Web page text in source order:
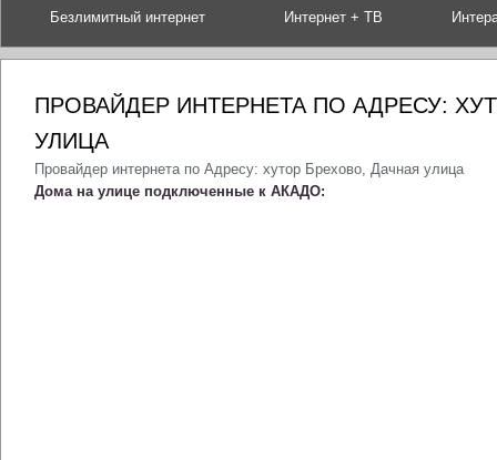
Безлимитный интернет Интернет + ТВ
ПРОВАЙДЕР ИНТЕРНЕТА ПО АДРЕСУ:
УЛИЦА
Провайдер интернета по Адресу: хутор Брехово, Дачная улица
Дома на улице подключенные к АКАДО: